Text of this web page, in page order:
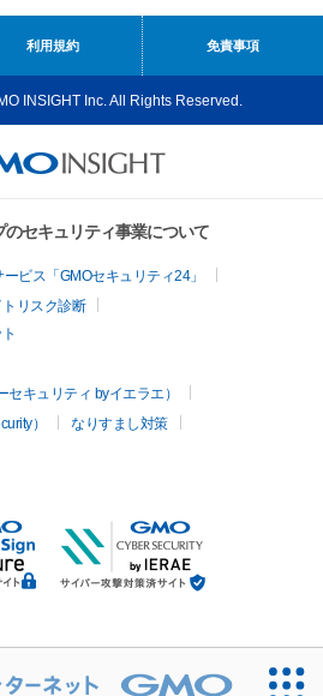
利用規約 免責事項
INSIGHT Inc. All Rights Reserved.
セキュリティ事業について
ビス「GMOセキュリティ24」
リスク診断
キュリティ byイエラエ）
）
なりすまし対策